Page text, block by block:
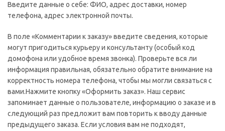
Введите данные о себе: ФИО, адрес доставки, номер
телефона, адрес электронной почты.
В поле «Комментарии к заказу» введите сведения, которые
могут пригодиться курьеру и консультанту (особый код
домофона или удобное время звонка). Проверьте вся ли
информация правильная, обязательно обратите внимание на
корректность номера телефона, чтобы мы могли связаться с
вами.Нажмите кнопку «Оформить заказ». Наш сервис
запоминает данные о пользователе, информацию о заказе и в
следующий раз предложит вам повторить к вводу данные
предыдущего заказа. Если условия вам не подходят,